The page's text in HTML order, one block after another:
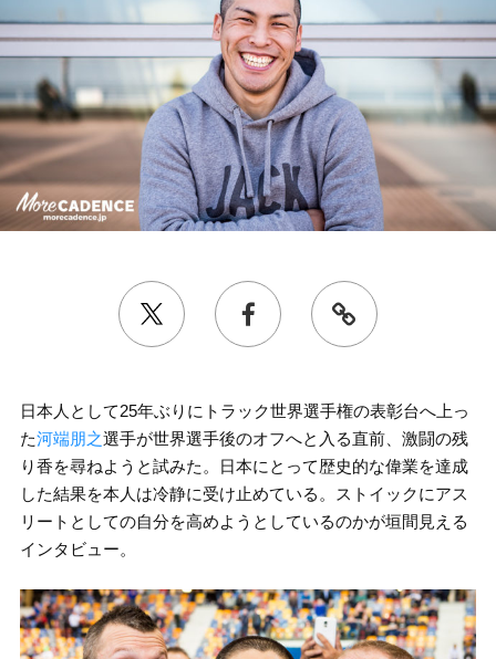
日本人として25年ぶりにトラック世界選手権の表彰台へ上っ
た河端朋之選手が世界選手後のオフへと入る直前、激闘の残
り香を尋ねようと試みた。日本にとって歴史的な偉業を達成
した結果を本人は冷静に受け止めている。ストイックにアス
リートとしての自分を高めようとしているのかが垣間見える
インタビュー。